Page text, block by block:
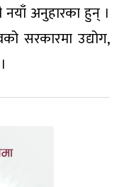
नयाँ अनुहारका हुन् ।
सरकारमा उद्योग,